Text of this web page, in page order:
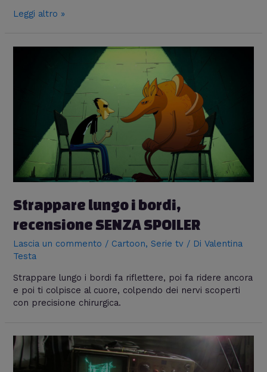
Leggi altro »
Strappare lungo i bordi,
recensione SENZA SPOILER
Lascia un commento / Cartoon,Serie tv / DiValentina
Testa
Strappare lungo i bordi fa riflettere, poi fa ridere ancora
e poi ti colpisce al cuore, colpendo dei nervi scoperti
con precisione chirurgica.
Quake
su
un